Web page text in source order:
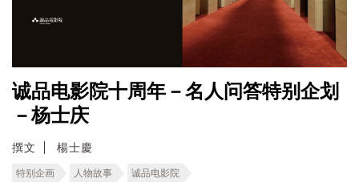
诚品电影院十周年－名人问答特别企划
－杨士庆
撰文 楊士慶
特别企画 人物故事 诚品电影院